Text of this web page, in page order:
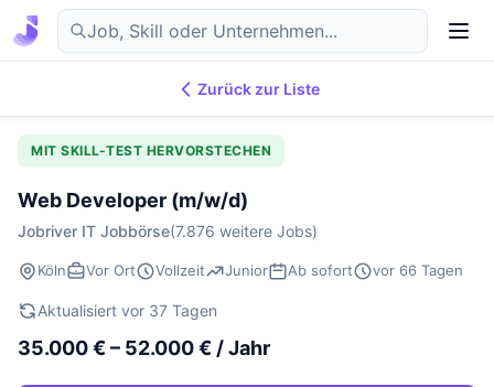
DE
Zurück zur Liste
MIT SKILL-TEST HERVORSTECHEN
Web Developer (m/w/d)
Jobriver IT Jobbörse(7.876 weitere Jobs)
Köln Vor Ort Vollzeit Junior Ab sofort vor 66 Tagen
Aktualisiert vor 37 Tagen
35.000 € – 52.000 € / Jahr